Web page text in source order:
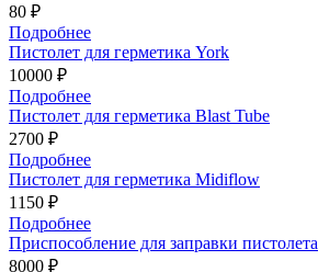
80 ₽
Подробнее
Пистолет для герметика York
10000 ₽
Подробнее
Пистолет для герметика Blast Tube
2700 ₽
Подробнее
Пистолет для герметика Midiflow
1150 ₽
Подробнее
Приспособление для заправки пистолета
8000 ₽